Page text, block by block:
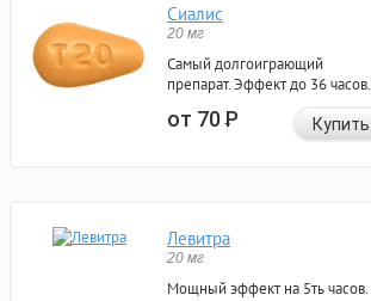
Сиалис
20 мг
Самый долгоиграющий
препарат. Эффект до 36 часов.
от 70Р Купить
Левитра
20 мг
Мощный эффект на 5ть часов.